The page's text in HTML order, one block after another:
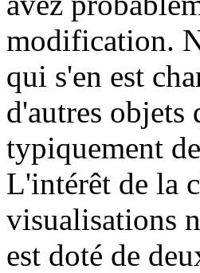
modification.
qui s'en est
d'autres
typiquement
L'intérêt de la
visualisations
est doté de